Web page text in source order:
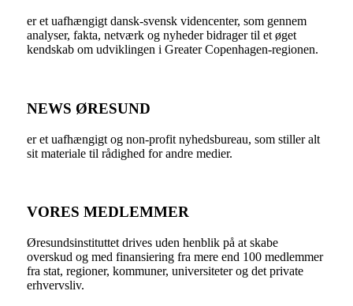
er et uafhængigt dansk-svensk videncenter, som gennem
analyser, fakta, netværk og nyheder bidrager til et øget
kendskab om udviklingen i Greater Copenhagen-regionen.
NEWS ØRESUND
er et uafhængigt og non-profit nyhedsbureau, som stiller alt
sit materiale til rådighed for andre medier.
VORES MEDLEMMER
Øresundsinstituttet drives uden henblik på at skabe
overskud og med finansiering fra mere end 100 medlemmer
fra stat, regioner, kommuner, universiteter og det private
erhvervsliv.